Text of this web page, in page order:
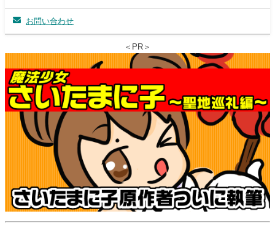
お問い合わせ
＜PR＞